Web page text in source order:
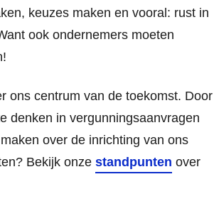
keuzes maken en vooral: rust in
ook ondernemers moeten
ons centrum van de toekomst. Door
denken in vergunningsaanvragen
over de inrichting van ons
Bekijk onze standpunten over